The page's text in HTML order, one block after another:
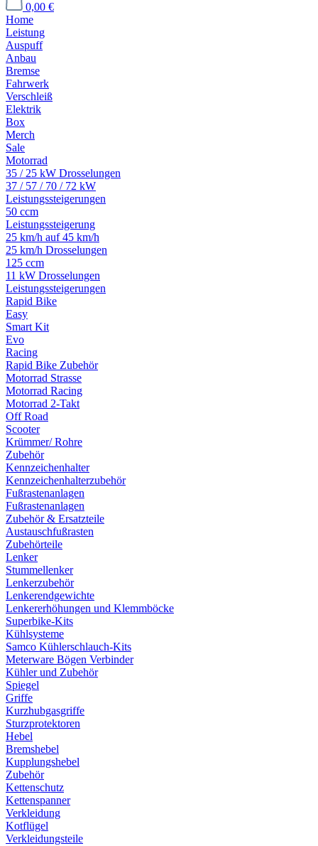
0,00 €
Home
Leistung
Auspuff
Anbau
Bremse
Fahrwerk
Verschleiß
Elektrik
Box
Merch
Sale
Motorrad
35 / 25 kW Drosselungen
37 / 57 / 70 / 72 kW
Leistungssteigerungen
50 ccm
Leistungssteigerung
25 km/h auf 45 km/h
25 km/h Drosselungen
125 ccm
11 kW Drosselungen
Leistungssteigerungen
Rapid Bike
Easy
Smart Kit
Evo
Racing
Rapid Bike Zubehör
Motorrad Strasse
Motorrad Racing
Motorrad 2-Takt
Off Road
Scooter
Krümmer/ Rohre
Zubehör
Kennzeichenhalter
Kennzeichenhalterzubehör
Fußrastenanlagen
Fußrastenanlagen
Zubehör & Ersatzteile
Austauschfußrasten
Zubehörteile
Lenker
Stummellenker
Lenkerzubehör
Lenkerendgewichte
Lenkererhöhungen und Klemmböcke
Superbike-Kits
Kühlsysteme
Samco Kühlerschlauch-Kits
Meterware Bögen Verbinder
Kühler und Zubehör
Spiegel
Griffe
Kurzhubgasgriffe
Sturzprotektoren
Hebel
Bremshebel
Kupplungshebel
Zubehör
Kettenschutz
Kettenspanner
Verkleidung
Kotflügel
Verkleidungsteile